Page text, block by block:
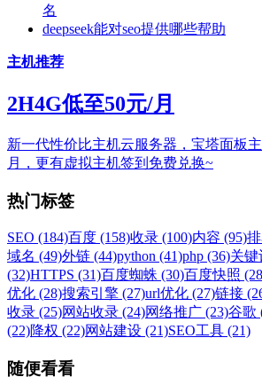
名
deepseek能对seo提供哪些帮助
主机推荐
2H4G低至50元/月
新一代性价比主机云服务器，宝塔面板
月，更有虚拟主机签到免费兑换~
热门标签
SEO (184)百度 (158)收录 (100)内容 (95)
域名 (49)外链 (44)python (41)php (36)关键
(32)HTTPS (31)百度蜘蛛 (30)百度快照
优化 (28)搜索引擎 (27)url优化 (27)链接
收录 (25)网站收录 (24)网络推广 (23)谷歌
(22)降权 (22)网站建设 (21)SEO工具 (21)
随便看看